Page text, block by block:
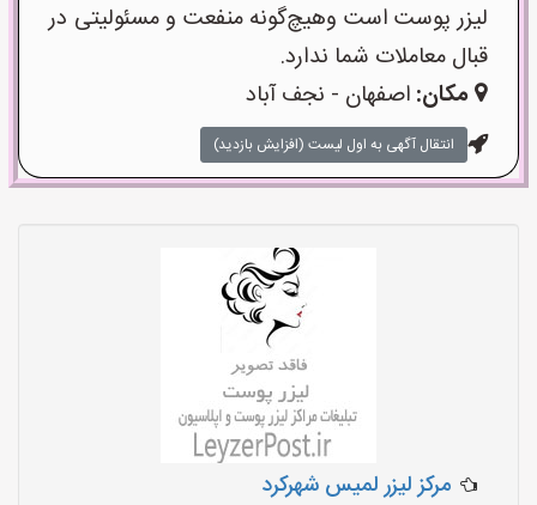
لیزر پوست است وهیچ‌گونه منفعت و مسئولیتی در
قبال معاملات شما ندارد.
مکان: اصفهان - نجف‌ آباد
انتقال آگهی به اول لیست (افزایش بازدید)
مرکز لیزر لمیس شهرکرد